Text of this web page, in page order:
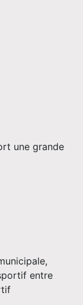
une grande
entre